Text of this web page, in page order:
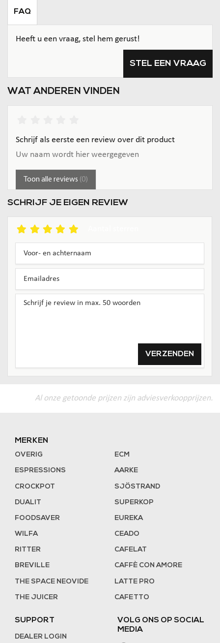
FAQ
Heeft u een vraag, stel hem gerust!
STEL EEN VRAAG
WAT ANDEREN VINDEN
Schrijf als eerste een review over dit product
Uw naam wordt hier weergegeven
Toon alle reviews (0)
SCHRIJF JE EIGEN REVIEW
VERZENDEN
Al onze getoonde prijzen zijn adviesverkoopprijzen.
MERKEN
OVERIG
ESPRESSIONS
CROCKPOT
DUALIT
FOODSAVER
WILFA
RITTER
BREVILLE
THE SPACE NEOVIDE
THE JUICER
ECM
AARKE
SJÖSTRAND
SUPERKOP
EUREKA
CEADO
CAFELAT
CAFFÈ CON AMORE
LATTE PRO
CAFETTO
SUPPORT
DEALER LOGIN
VOLG ONS OP SOCIAL
MEDIA